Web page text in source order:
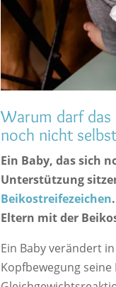
Warum darf das
noch nicht
Ein Baby, das sich
Unterstützung
Beikostreifezeichen
Eltern mit der
Ein Baby verändert
Kopfbewegung